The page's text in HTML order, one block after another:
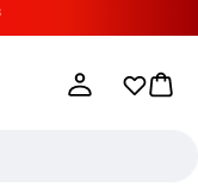
Mes